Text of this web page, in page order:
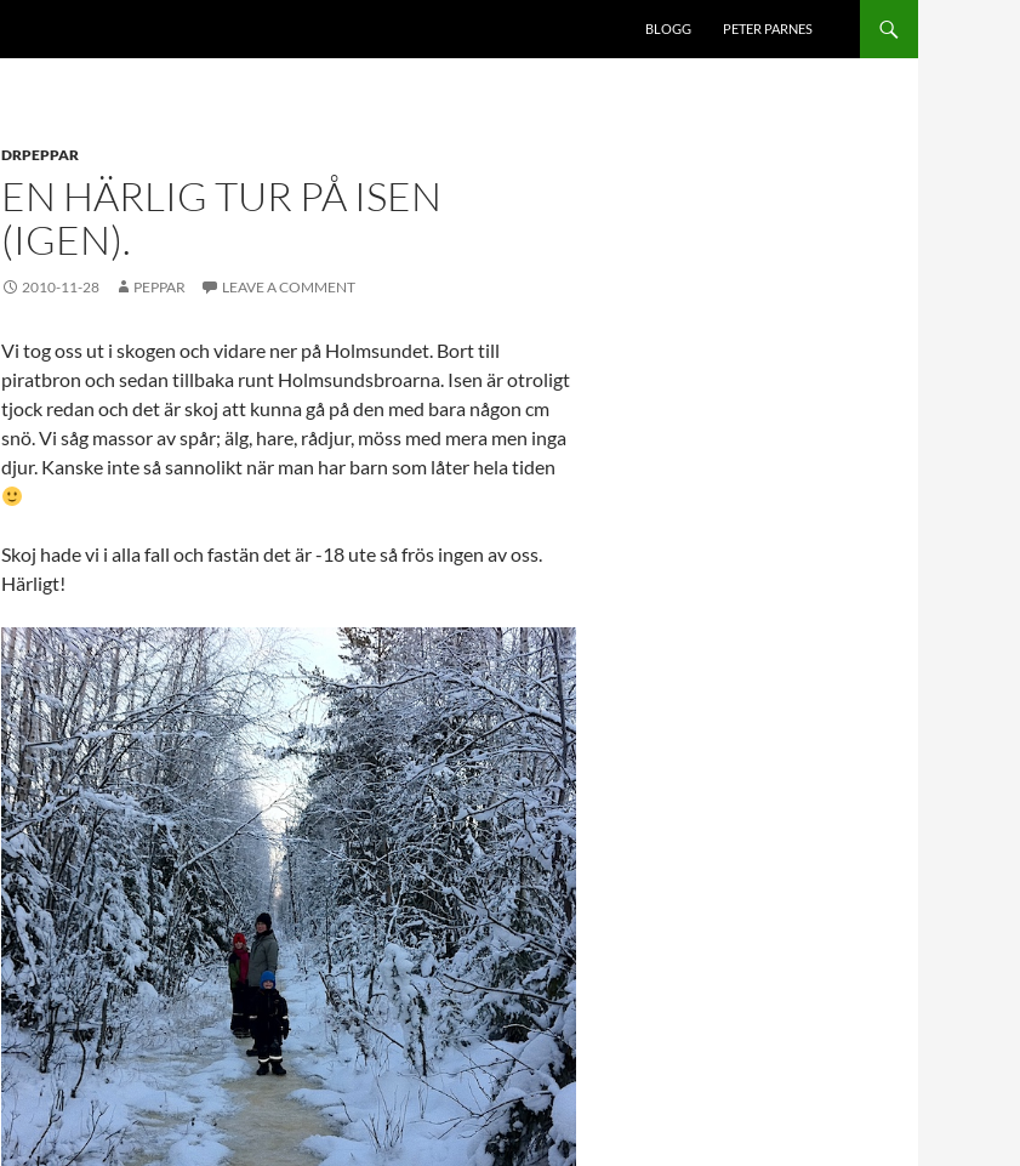
BLOGG PETER PARNES
DRPEPPAR
EN HÄRLIG TUR PÅ ISEN
(IGEN).
2010-11-28 PEPPAR LEAVE A COMMENT
Vi tog oss ut i skogen och vidare ner på Holmsundet. Bort till
piratbron och sedan tillbaka runt Holmsundsbroarna. Isen är otroligt
tjock redan och det är skoj att kunna gå på den med bara någon cm
snö. Vi såg massor av spår; älg, hare, rådjur, möss med mera men inga
djur. Kanske inte så sannolikt när man har barn som låter hela tiden
Skoj hade vi i alla fall och fastän det är -18 ute så frös ingen av oss.
Härligt!